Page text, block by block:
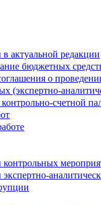
актуальной редакции
бюджетных
о
(экспертно-
счетной
контрольных
экспертно-